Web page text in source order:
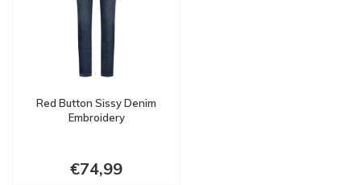
Red Button Sissy Denim
Embroidery
€74,99